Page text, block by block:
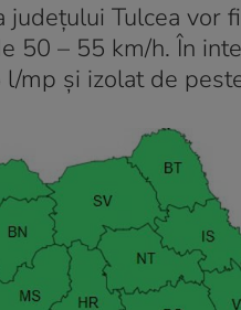
Tulcea vor
50 – 55 km/h. În
mp și izolat de